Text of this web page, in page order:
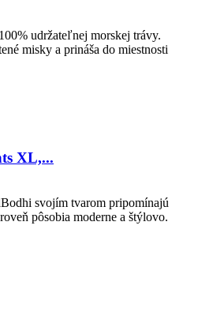
udržateľnej morskej trávy.
misky a prináša do miestnosti
XL,...
svojím tvarom pripomínajú
pôsobia moderne a štýlovo.